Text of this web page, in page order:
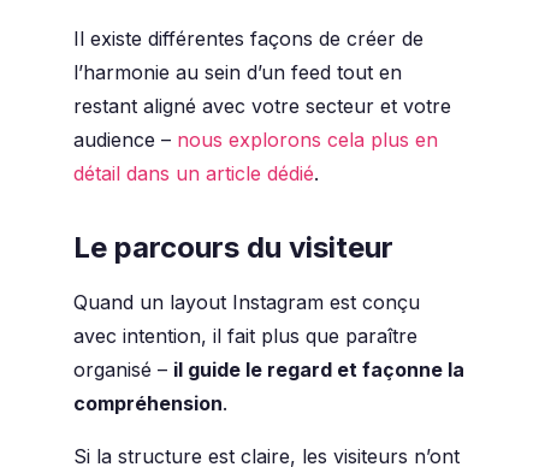
Il existe différentes façons de créer de
l’harmonie au sein d’un feed tout en
restant aligné avec votre secteur et votre
audience – nous explorons cela plus en
détail dans un article dédié.
Le parcours du visiteur
Quand un layout Instagram est conçu
avec intention, il fait plus que paraître
organisé – il guide le regard et façonne la
compréhension.
Si la structure est claire, les visiteurs n’ont